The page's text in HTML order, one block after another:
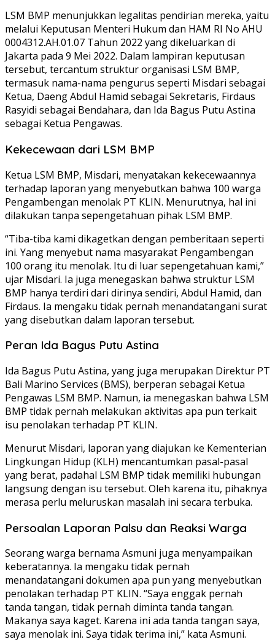
LSM BMP menunjukkan legalitas pendirian mereka, yaitu
melalui Keputusan Menteri Hukum dan HAM RI No AHU
0004312.AH.01.07 Tahun 2022 yang dikeluarkan di
Jakarta pada 9 Mei 2022. Dalam lampiran keputusan
tersebut, tercantum struktur organisasi LSM BMP,
termasuk nama-nama pengurus seperti Misdari sebagai
Ketua, Daeng Abdul Hamid sebagai Sekretaris, Firdaus
Rasyidi sebagai Bendahara, dan Ida Bagus Putu Astina
sebagai Ketua Pengawas.
Kekecewaan dari LSM BMP
Ketua LSM BMP, Misdari, menyatakan kekecewaannya
terhadap laporan yang menyebutkan bahwa 100 warga
Pengambengan menolak PT KLIN. Menurutnya, hal ini
dilakukan tanpa sepengetahuan pihak LSM BMP.
“Tiba-tiba kami dikagetkan dengan pemberitaan seperti
ini. Yang menyebut nama masyarakat Pengambengan
100 orang itu menolak. Itu di luar sepengetahuan kami,”
ujar Misdari. Ia juga menegaskan bahwa struktur LSM
BMP hanya terdiri dari dirinya sendiri, Abdul Hamid, dan
Firdaus. Ia mengaku tidak pernah menandatangani surat
yang disebutkan dalam laporan tersebut.
Peran Ida Bagus Putu Astina
Ida Bagus Putu Astina, yang juga merupakan Direktur PT
Bali Marino Services (BMS), berperan sebagai Ketua
Pengawas LSM BMP. Namun, ia menegaskan bahwa LSM
BMP tidak pernah melakukan aktivitas apa pun terkait
isu penolakan terhadap PT KLIN.
Menurut Misdari, laporan yang diajukan ke Kementerian
Lingkungan Hidup (KLH) mencantumkan pasal-pasal
yang berat, padahal LSM BMP tidak memiliki hubungan
langsung dengan isu tersebut. Oleh karena itu, pihaknya
merasa perlu meluruskan masalah ini secara terbuka.
Persoalan Laporan Palsu dan Reaksi Warga
Seorang warga bernama Asmuni juga menyampaikan
keberatannya. Ia mengaku tidak pernah
menandatangani dokumen apa pun yang menyebutkan
penolakan terhadap PT KLIN. “Saya enggak pernah
tanda tangan, tidak pernah diminta tanda tangan.
Makanya saya kaget. Karena ini ada tanda tangan saya,
saya menolak ini. Saya tidak terima ini,” kata Asmuni.